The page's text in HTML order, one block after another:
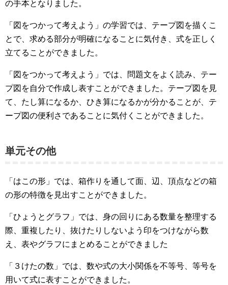
の手本となりました。
「図をつかって考えよう」の学習では、テープ図を描くこ
とで、求める部分が明確になることに気付き、式を正しく
立てることができました。
「図をつかって考えよう」では、問題文をよく読み、テー
プ図を自分で作成し表すことができました。テープ図を見
て、たし算になるか、ひき算になるかが分かることが、テ
ープ図の便利さであることに気付くことができました。
単元その他
「はこの形」では、箱作りを通して面、辺、頂点などの箱
の形の特徴を見出すことができました。
「ひょうとグラフ」では、身の回りにある数量を整理する
際、重複したり、抜けたりしないよう印をつけながら数
え、表やグラフにまとめることができました
「３けたの数」では、数や式の大小関係を不等号、等号を
用いて式に表すことができました。